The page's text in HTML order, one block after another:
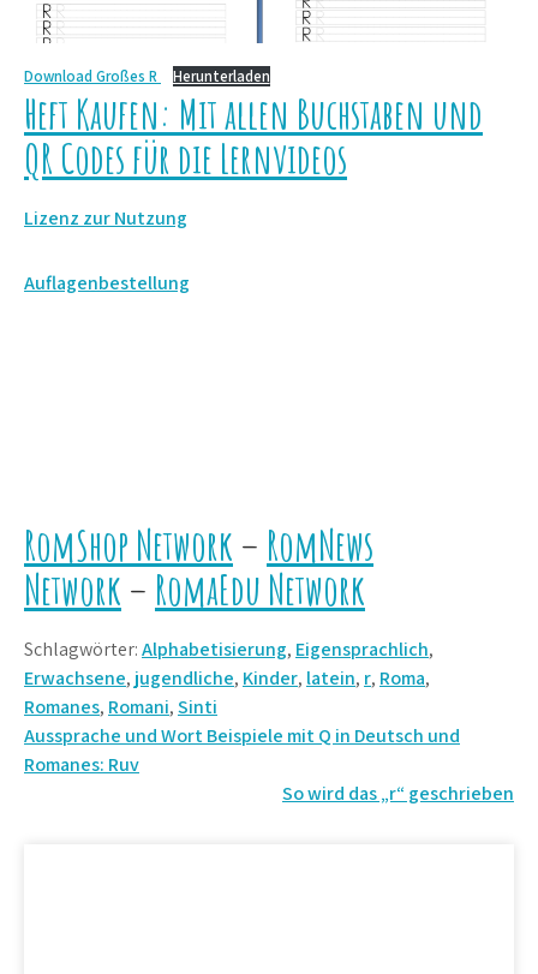
Download Großes R Herunterladen
Heft Kaufen: Mit allen Buchstaben und
QR Codes für die Lernvideos
Lizenz zur Nutzung
Auflagenbestellung
RomShop Network – RomNews
Network – RomaEdu Network
Schlagwörter:Alphabetisierung, Eigensprachlich,
Erwachsene, jugendliche, Kinder, latein, r, Roma,
Romanes, Romani,Sinti
Beitrags-
Navigation
Aussprache und Wort Beispiele mit Q in Deutsch und
Romanes: Ruv
So wird das „r“ geschrieben